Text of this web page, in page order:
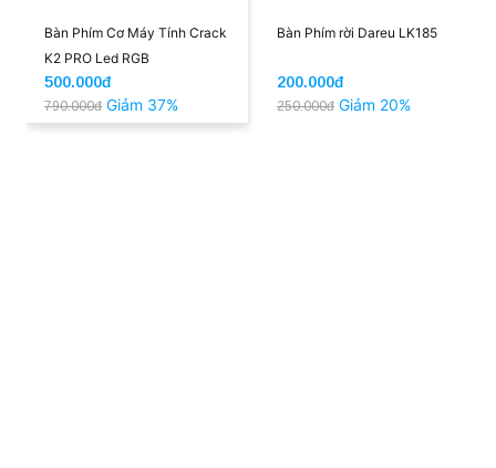
Bàn Phím Cơ Máy Tính Crack
K2 PRO Led RGB
500.000đ
790.000đ Giảm 37%
Bàn Phím rời Dareu LK185
200.000đ
250.000đ Giảm 20%